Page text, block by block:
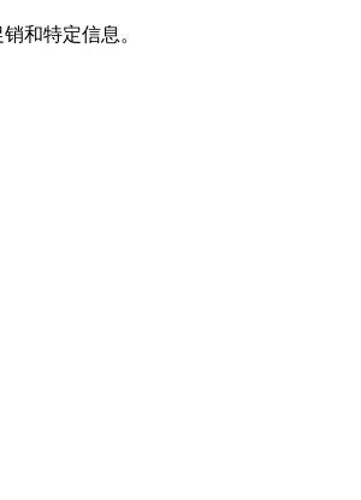
和特定信息。